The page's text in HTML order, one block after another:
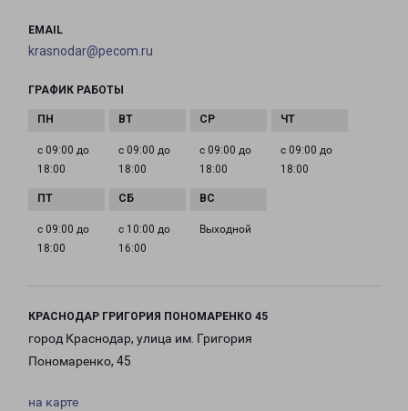
EMAIL
krasnodar@pecom.ru
ГРАФИК РАБОТЫ
с 09:00 до
18:00
с 09:00 до
18:00
с 09:00 до
18:00
с 09:00 до
18:00
с 09:00 до
18:00
с 10:00 до
16:00
Выходной
КРАСНОДАР ГРИГОРИЯ ПОНОМАРЕНКО 45
город Краснодар, улица им. Григория
Пономаренко, 45
на карте